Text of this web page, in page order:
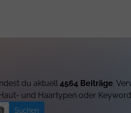
du aktuell 4564 Beiträge.
und Haartypen oder